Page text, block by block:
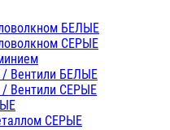
БЕЛЫЕ
СЕРЫЕ
Вентили БЕЛЫЕ
Вентили СЕРЫЕ
СЕРЫЕ